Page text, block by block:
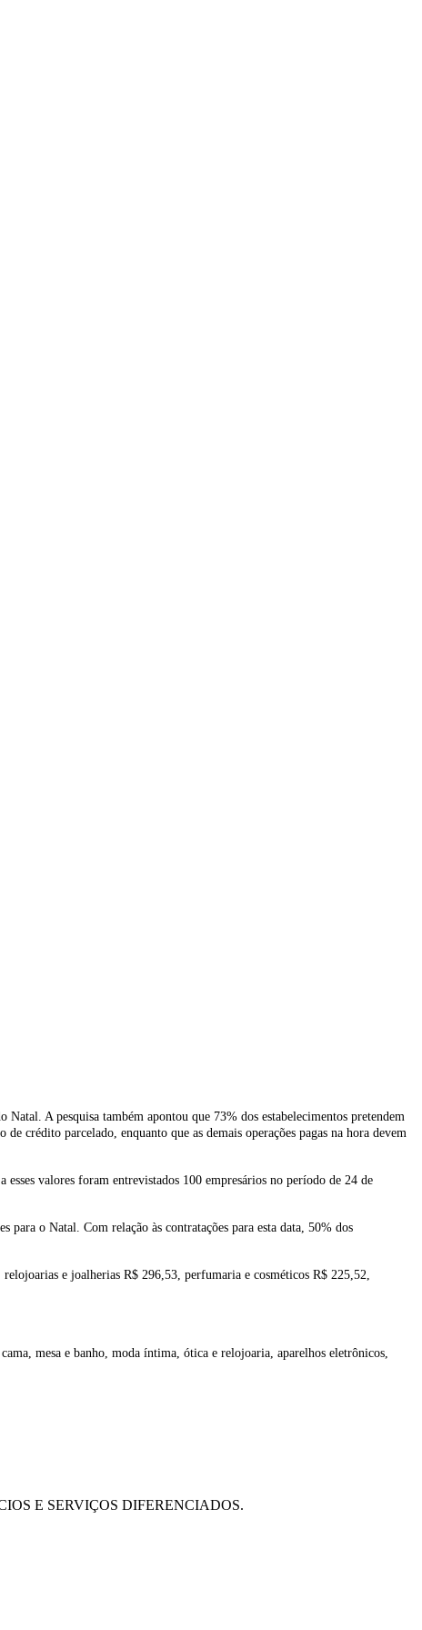
A pesquisa também apontou que 73% dos estabelecimentos pretendem
crédito parcelado, enquanto que as demais operações pagas na hora devem
valores foram entrevistados 100 empresários no período de 24 de
o Natal. Com relação às contratações para esta data, 50% dos
e joalherias R$ 296,53, perfumaria e cosméticos R$ 225,52,
mesa e banho, moda íntima, ótica e relojoaria, aparelhos eletrônicos,
E SERVIÇOS DIFERENCIADOS.